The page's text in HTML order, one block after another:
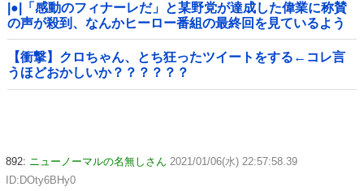
|●|「感動のフィナーレだ」と某野党が達成した偉業に称賛
の声が殺到、なんかヒーロー番組の最終回を見ているよう
な気分に……
【衝撃】クロちゃん、とち狂ったツイートをする←コレ言
うほどおかしいか？？？？？？
892: ニューノーマルの名無しさん 2021/01/06(水) 22:57:58.39
ID:DOty6BHy0